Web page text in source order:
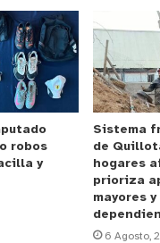
está compuesta
por 2 apoderados,
educación,
que contempla
y turísticos
espera sea
de acompañar a
Este
la comuna con la
robos
y
Sistema
de
hogares
prioriza
mayores
6 Agosto,